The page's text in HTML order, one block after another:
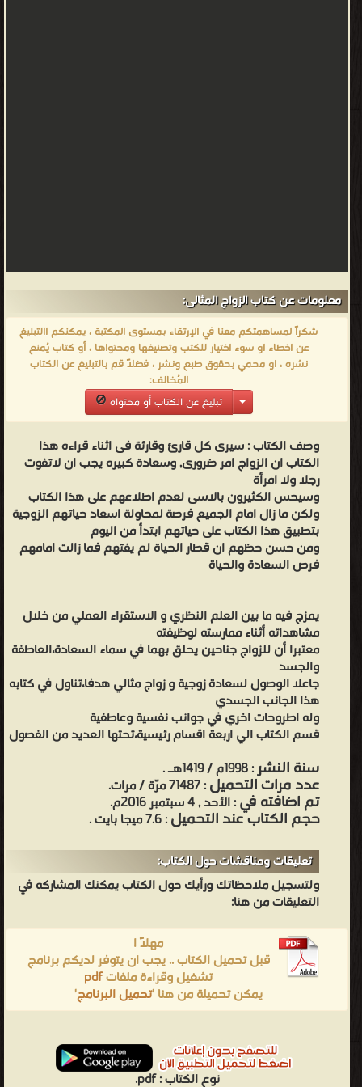
معلومات عن كتاب الزواج المثالى:
شكراً لمساهمتكم معنا في الإرتقاء بمستوى المكتبة ، يمكنكم االتبليغ
عن اخطاء او سوء اختيار للكتب وتصنيفها ومحتواها ، أو كتاب يُمنع
نشره ، او محمي بحقوق طبع ونشر ، فضلاً قم بالتبليغ عن الكتاب
المُخالف:
تبليغ عن الكتاب أو محتواه
وصف الكتاب :سيرى كل قارئ وقارئة فى اثناء قراءه هذا
الكتاب ان الزواج امر ضرورى, وسعادة كبيره يجب ان لاتفوت
رجلا ولا امرأة
وسيحس الكثيرون بالاسى لعدم اطلاعهم على هذا الكتاب
ولكن ما زال امام الجميع فرصة لمحاولة اسعاد حياتهم الزوجية
بتطبيق هذا الكتاب على حياتهم ابتدأ من اليوم
ومن حسن حظهم ان قطار الحياة لم يفتهم فما زالت امامهم
فرص السعادة والحياة
يمزج فيه ما بين العلم النظري و الاستقراء العملي من خلال
مشاهداته أثناء ممارسته لوظيفته
معتبرا أن للزواج جناحين يحلق بهما في سماء السعادة،العاطفة
والجسد
جاعلا الوصول لسعادة زوجية و زواج مثالي هدفا،تناول في كتابه
هذا الجانب الجسدي
وله اطروحات اخري في جوانب نفسية وعاطفية
قسم الكتاب الي اربعة اقسام رئيسية،تحتها العديد من الفصول
سنة النشر: 1998م / 1419هـ .
عدد مرات التحميل: 71487 مرّة / مرات.
تم اضافته في: الأحد , 4 سبتمبر 2016م.
حجم الكتاب عند التحميل: 7.6 ميجا بايت .
تعليقات ومناقشات حول الكتاب:
ولتسجيل ملاحظاتك ورأيك حول الكتاب يمكنك المشاركه في
التعليقات من هنا:
مهلاً !
قبل تحميل الكتاب .. يجب ان يتوفر لديكم برنامج
تشغيل وقراءة ملفاتpdf
يمكن تحميلة من هنا 'تحميل البرنامج'
نوع الكتاب :pdf.